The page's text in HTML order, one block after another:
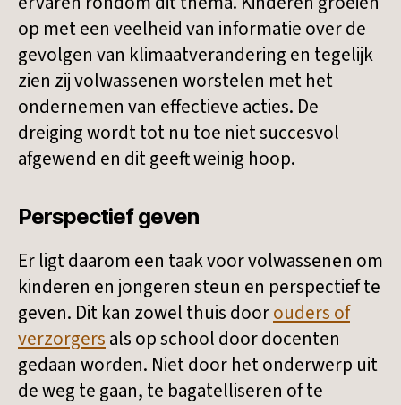
op met een veelheid van informatie over de
gevolgen van klimaatverandering en tegelijk
zien zij volwassenen worstelen met het
ondernemen van effectieve acties. De
dreiging wordt tot nu toe niet succesvol
afgewend en dit geeft weinig hoop.
Perspectief geven
Er ligt daarom een taak voor volwassenen om
kinderen en jongeren steun en perspectief te
geven. Dit kan zowel thuis doorouders of
verzorgers als op school door docenten
gedaan worden. Niet door het onderwerp uit
de weg te gaan, te bagatelliseren of te